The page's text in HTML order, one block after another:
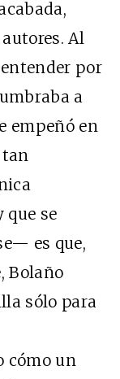
Al
por
a
empeñó en
tan
que se
es que,
Bolaño
sólo para
cómo un